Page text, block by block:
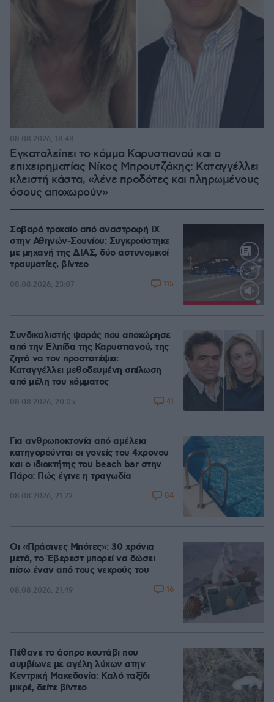
Εγκαταλείπει το κόμμα Καρυστιανού και ο
επιχειρηματίας Νίκος Μπρουτζάκης: Καταγγέλλει
κλειστή κάστα, «λένε προδότες και πληρωμένους
όσους αποχωρούν»
08.08.2026, 18:48
Loaded:
Σοβαρό τροχαίο από αναστροφή ΙΧ
στην Αθηνών-Σουνίου: Συγκρούστηκε
με μηχανή της ΔΙΑΣ, δύο αστυνομικοί
τραυματίες, βίντεο
08.08.2026, 23:07 115
Συνδικαλιστής ψαράς που αποχώρησε
από την Ελπίδα της Καρυστιανού, της
ζητά να τον προστατέψει:
Καταγγέλλει μεθοδευμένη σπίλωση
από μέλη του κόμματος
08.08.2026, 20:05 41
Για ανθρωποκτονία από αμέλεια
κατηγορούνται οι γονείς του 4χρονου
και ο ιδιοκτήτης του beach bar στην
Πάρο: Πώς έγινε η τραγωδία
08.08.2026, 21:22 84
Οι «Πράσινες Μπότες»: 30 χρόνια
μετά, το Έβερεστ μπορεί να δώσει
πίσω έναν από τους νεκρούς του
08.08.2026, 21:49 16
Πέθανε το άσπρο κουτάβι που
συμβίωνε με αγέλη λύκων στην
Κεντρική Μακεδονία: Καλό ταξίδι
μικρέ, δείτε βίντεο